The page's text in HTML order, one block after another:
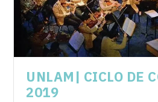
UNLAM| CICLO DE
2019